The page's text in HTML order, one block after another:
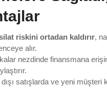
riskini ortadan kaldırır,
alır.
nezdinde finansmana
satışlarda ve yeni müşteri